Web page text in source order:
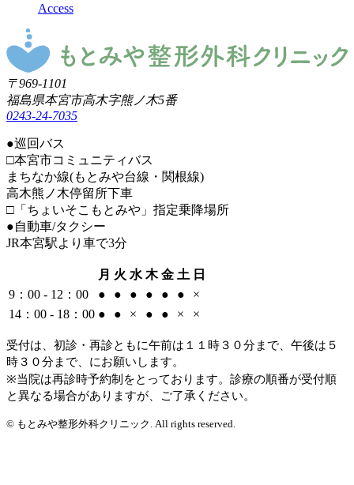
Access
〒969-1101
福島県本宮市高木字熊ノ木5番
0243-24-7035
●巡回バス
□本宮市コミュニティバス
まちなか線(もとみや台線・関根線)
高木熊ノ木停留所下車
□「ちょいそこもとみや」指定乗降場所
●自動車/タクシー
JR本宮駅より車で3分
月 火 水 木 金 土 日
9：00 - 12：00
● ● ● ● ● ●
×
14：00 - 18：00 ● ● × ● ● × ×
受付は、初診・再診ともに午前は１１時３０分まで、午後は５
時３０分まで、にお願いします。
※当院は再診時予約制をとっております。診療の順番が受付順
と異なる場合がありますが、ご了承ください。
© もとみや整形外科クリニック. All rights reserved.